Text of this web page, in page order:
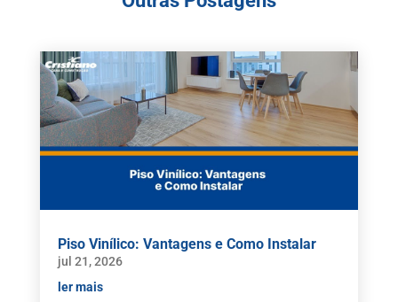
Piso Vinílico: Vantagens e Como Instalar
jul 21, 2026
ler mais